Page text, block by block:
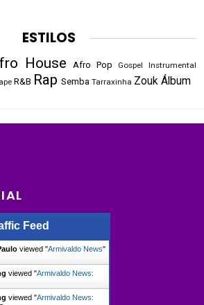
ESTILOS
House Afro Pop Gospel Instrumental
R&B Rap Semba Tarraxinha Zouk Álbum
Feed
viewed "Armivaldo News"
viewed "Armivaldo News:
viewed "Armivaldo News: